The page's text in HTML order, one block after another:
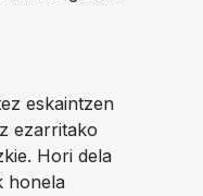
eskaintzen
ezarritako
Hori dela
honela